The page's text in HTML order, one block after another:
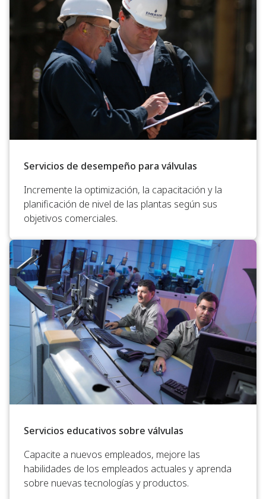
Servicios de desempeño para válvulas
Incremente la optimización, la capacitación y la
planificación de nivel de las plantas según sus
objetivos comerciales.
Servicios educativos sobre válvulas
Capacite a nuevos empleados, mejore las
habilidades de los empleados actuales y aprenda
sobre nuevas tecnologías y productos.